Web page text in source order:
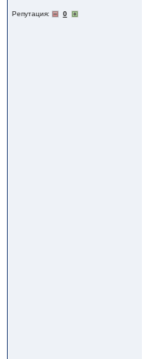
Репутация: 0